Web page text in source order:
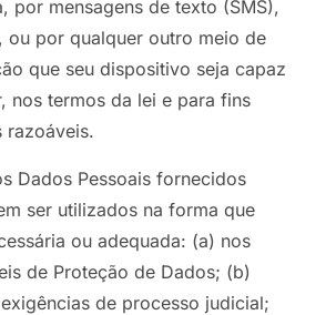
por mensagens de texto (SMS),
ou por qualquer outro meio de
que seu dispositivo seja capaz
nos termos da lei e para fins
razoáveis.
Dados Pessoais fornecidos
ser utilizados na forma que
ou adequada: (a) nos
de Proteção de Dados; (b)
de processo judicial;